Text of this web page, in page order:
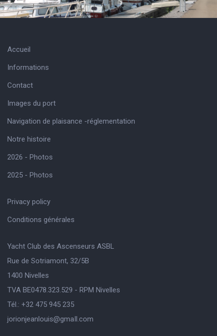
Accueil
Informations
Contact
Images du port
Navigation de plaisance -réglementation
Notre histoire
2026 - Photos
2025 - Photos
Privacy policy
Conditions générales
Yacht Club des Ascenseurs ASBL
Rue de Sotriamont, 32/5B
1400 Nivelles
TVA BE0478.323.529 - RPM Nivelles
Tél.: +32 475 945 235
jorionjeanlouis@gmaIl.com